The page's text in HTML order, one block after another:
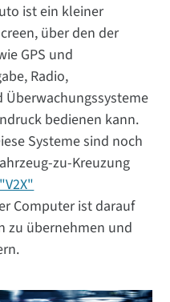
ist ein kleiner
über den der
GPS und
Radio,
bedienen kann.
Systeme sind noch
zu-Kreuzung
Computer ist darauf
zu übernehmen und